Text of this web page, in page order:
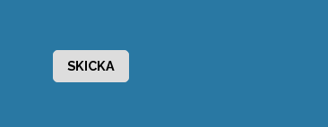
SKICKA